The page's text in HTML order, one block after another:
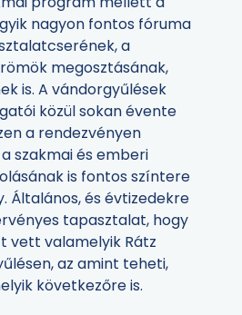
nagyon fontos fóruma
a
megosztásának,
is. A vándorgyűlések
közül sokan évente
a rendezvényen
szakmai és emberi
is fontos színtere
Általános, és évtizedekre
tapasztalat, hogy
vett valamelyik Rátz
az amint teheti,
következőre is.